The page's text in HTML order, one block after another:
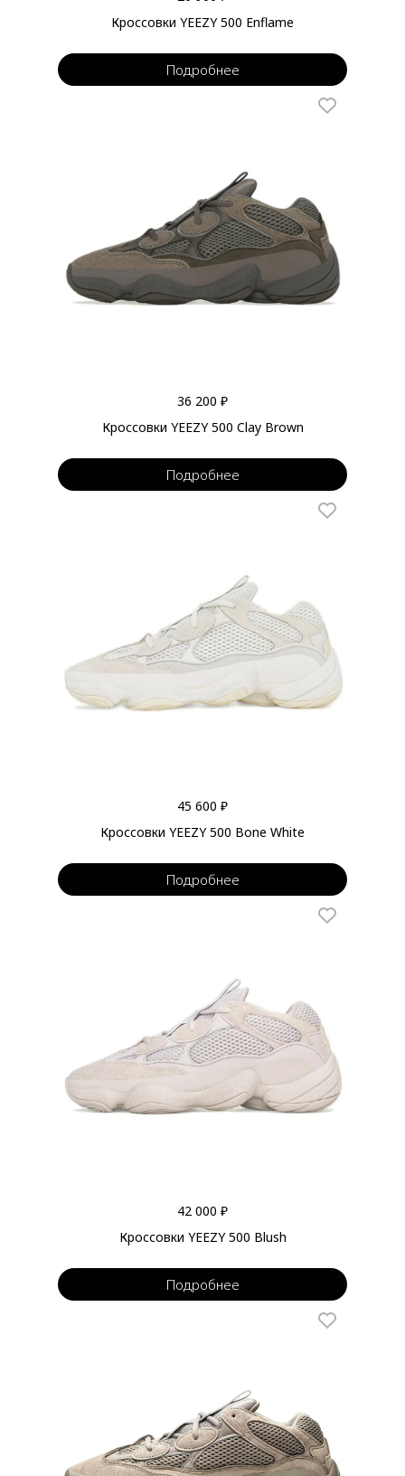
Кроссовки YEEZY 500 Enflame
Подробнее
36 200 ₽
Кроссовки YEEZY 500 Clay Brown
Подробнее
45 600 ₽
Кроссовки YEEZY 500 Bone White
Подробнее
42 000 ₽
Кроссовки YEEZY 500 Blush
Подробнее